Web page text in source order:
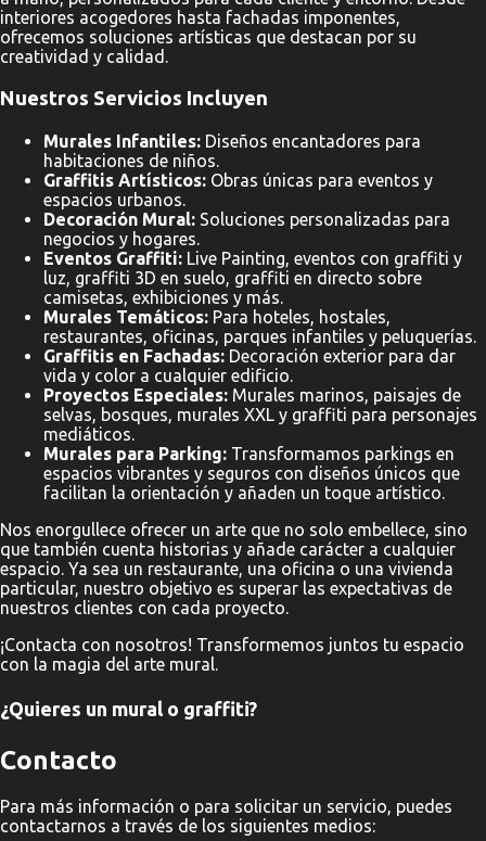
interiores acogedores hasta fachadas imponentes,
ofrecemos soluciones artísticas que destacan por su
creatividad y calidad.
Nuestros Servicios Incluyen
Murales Infantiles: Diseños encantadores para
habitaciones de niños.
Graffitis Artísticos: Obras únicas para eventos y
espacios urbanos.
Decoración Mural: Soluciones personalizadas para
negocios y hogares.
Eventos Graffiti: Live Painting, eventos con graffiti y
luz, graffiti 3D en suelo, graffiti en directo sobre
camisetas, exhibiciones y más.
Murales Temáticos: Para hoteles, hostales,
restaurantes, oficinas, parques infantiles y peluquerías.
Graffitis en Fachadas: Decoración exterior para dar
vida y color a cualquier edificio.
Proyectos Especiales: Murales marinos, paisajes de
selvas, bosques, murales XXL y graffiti para personajes
mediáticos.
Murales para Parking: Transformamos parkings en
espacios vibrantes y seguros con diseños únicos que
facilitan la orientación y añaden un toque artístico.
Nos enorgullece ofrecer un arte que no solo embellece, sino
que también cuenta historias y añade carácter a cualquier
espacio. Ya sea un restaurante, una oficina o una vivienda
particular, nuestro objetivo es superar las expectativas de
nuestros clientes con cada proyecto.
¡Contacta con nosotros! Transformemos juntos tu espacio
con la magia del arte mural.
¿Quieres un mural o graffiti?
Contacto
Para más información o para solicitar un servicio, puedes
contactarnos a través de los siguientes medios: